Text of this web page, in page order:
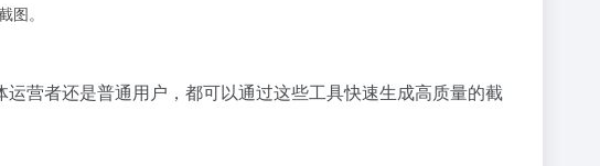
。
营者还是普通用户，都可以通过这些工具快速生成高质量的截